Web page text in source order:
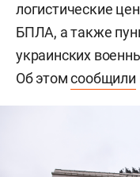
логистические
БПЛА, а также
украинских
Об этомсообщили